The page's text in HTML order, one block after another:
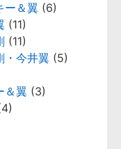
ー＆翼 (6)
(11)
(11)
・今井翼 (5)
＆翼 (3)